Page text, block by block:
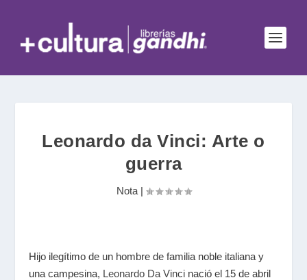
Leonardo da Vinci: Arte o
guerra
Nota|
Hijo ilegítimo de un hombre de familia noble italiana y
una campesina, Leonardo Da Vinci nació el 15 de abril